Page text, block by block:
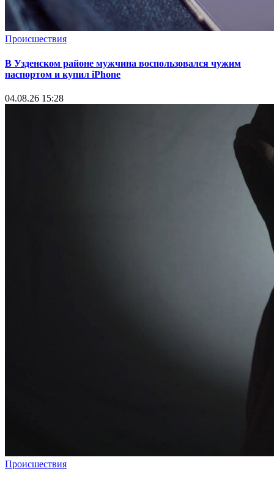
Происшествия
В Узденском районе мужчина воспользовался чужим
паспортом и купил iPhone
04.08.26 15:28
Происшествия